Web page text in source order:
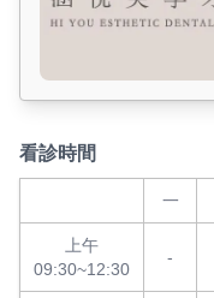
看診時間
一
上午
09:30~12:30
-